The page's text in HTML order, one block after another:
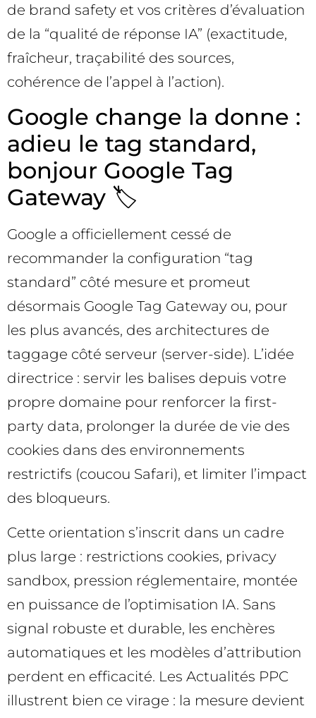
de brand safety et vos critères d’évaluation
de la “qualité de réponse IA” (exactitude,
fraîcheur, traçabilité des sources,
cohérence de l’appel à l’action).
Google change la donne :
adieu le tag standard,
bonjour Google Tag
Gateway 🏷️
Google a officiellement cessé de
recommander la configuration “tag
standard” côté mesure et promeut
désormais Google Tag Gateway ou, pour
les plus avancés, des architectures de
taggage côté serveur (server-side). L’idée
directrice : servir les balises depuis votre
propre domaine pour renforcer la first-
party data, prolonger la durée de vie des
cookies dans des environnements
restrictifs (coucou Safari), et limiter l’impact
des bloqueurs.
Cette orientation s’inscrit dans un cadre
plus large : restrictions cookies, privacy
sandbox, pression réglementaire, montée
en puissance de l’optimisation IA. Sans
signal robuste et durable, les enchères
automatiques et les modèles d’attribution
perdent en efficacité. Les Actualités PPC
illustrent bien ce virage : la mesure devient